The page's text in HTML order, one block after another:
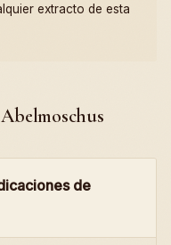
extracto de esta
de